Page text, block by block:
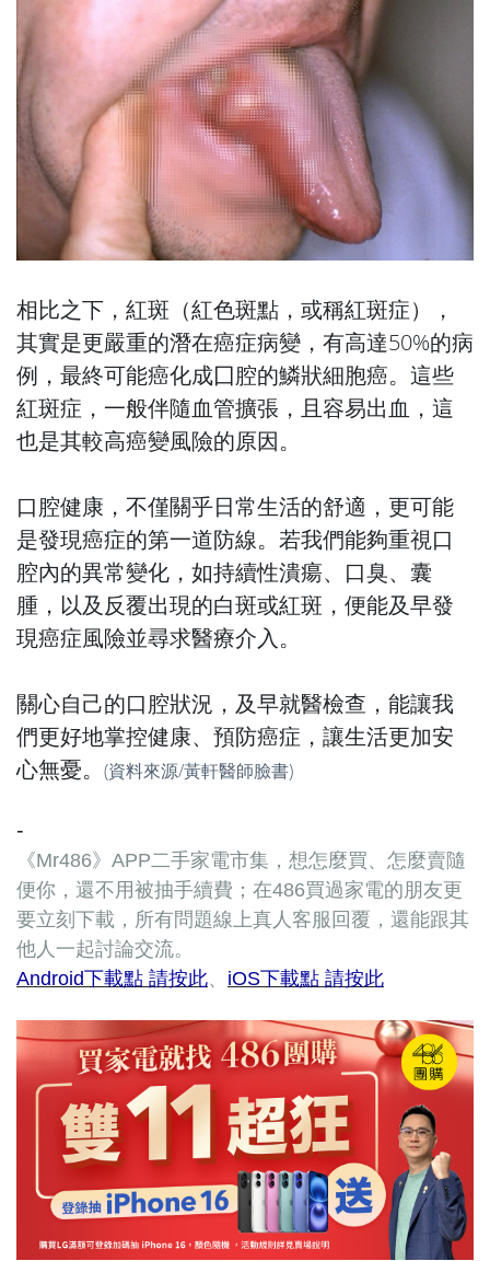
相比之下，紅斑（紅色斑點，或稱紅斑症），
其實是更嚴重的潛在癌症病變，有高達50%的病
例，最終可能癌化成囗腔的鱗狀細胞癌。這些
紅斑症，一般伴隨血管擴張，且容易出血，這
也是其較高癌變風險的原因。
口腔健康，不僅關乎日常生活的舒適，更可能
是發現癌症的第一道防線。若我們能夠重視口
腔內的異常變化，如持續性潰瘍、口臭、囊
腫，以及反覆出現的白斑或紅斑，便能及早發
現癌症風險並尋求醫療介入。
關心自己的口腔狀況，及早就醫檢查，能讓我
們更好地掌控健康、預防癌症，讓生活更加安
心無憂。 (資料來源/黃軒醫師臉書)
-
《Mr486》APP二手家電市集，想怎麼買、怎麼賣隨
便你，還不用被抽手續費；在486買過家電的朋友更
要立刻下載，所有問題線上真人客服回覆，還能跟其
他人一起討論交流。
Android下載點 請按此、 iOS下載點 請按此